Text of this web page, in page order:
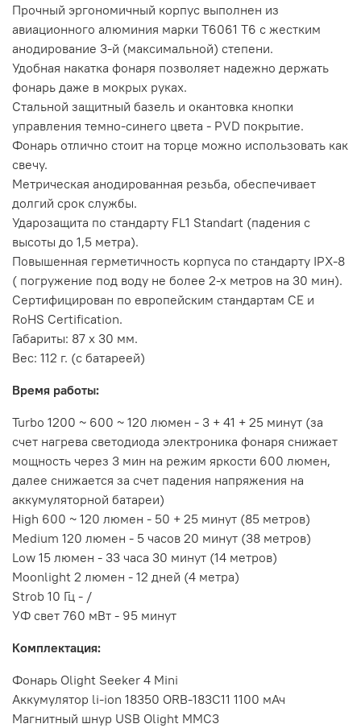
Прочный эргономичный корпус выполнен из
авиационного алюминия марки Т6061 T6 с жестким
анодирование 3-й (максимальной) степени.
Удобная накатка фонаря позволяет надежно держать
фонарь даже в мокрых руках.
Стальной защитный базель и окантовка кнопки
управления темно-синего цвета - PVD покрытие.
Фонарь отлично стоит на торце можно использовать как
свечу.
Метрическая анодированная резьба, обеспечивает
долгий срок службы.
Ударозащита по стандарту FL1 Standart (падения с
высоты до 1,5 метра).
Повышенная герметичность корпуса по стандарту IPX-8
( погружение под воду не более 2-х метров на 30 мин).
Сертифицирован по европейским стандартам CE и
RoHS Certification.
Габариты: 87 х 30 мм.
Вес: 112 г. (с батареей)
Время работы:
Turbo 1200 ~ 600 ~ 120 люмен - 3 + 41 + 25 минут (за
счет нагрева светодиода электроника фонаря снижает
мощность через 3 мин на режим яркости 600 люмен,
далее снижается за счет падения напряжения на
аккумуляторной батареи)
High 600 ~ 120 люмен - 50 + 25 минут (85 метров)
Medium 120 люмен - 5 часов 20 минут (38 метров)
Low 15 люмен - 33 часа 30 минут (14 метров)
Moonlight 2 люмен - 12 дней (4 метра)
Strob 10 Гц - /
УФ свет 760 мВт - 95 минут
Комплектация:
Фонарь Olight Seeker 4 Mini
Аккумулятор li-ion 18350 ORB-183C11 1100 мАч
Магнитный шнур USB Olight MMC3